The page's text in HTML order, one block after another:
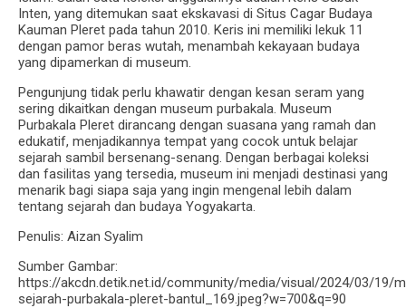
Inten, yang ditemukan saat ekskavasi di Situs Cagar Budaya
Kauman Pleret pada tahun 2010. Keris ini memiliki lekuk 11
dengan pamor beras wutah, menambah kekayaan budaya
yang dipamerkan di museum.
Pengunjung tidak perlu khawatir dengan kesan seram yang
sering dikaitkan dengan museum purbakala. Museum
Purbakala Pleret dirancang dengan suasana yang ramah dan
edukatif, menjadikannya tempat yang cocok untuk belajar
sejarah sambil bersenang-senang. Dengan berbagai koleksi
dan fasilitas yang tersedia, museum ini menjadi destinasi yang
menarik bagi siapa saja yang ingin mengenal lebih dalam
tentang sejarah dan budaya Yogyakarta.
Penulis: Aizan Syalim
Sumber Gambar:
https://akcdn.detik.net.id/community/media/visual/2024/03/19/
sejarah-purbakala-pleret-bantul_169.jpeg?w=700&q=90